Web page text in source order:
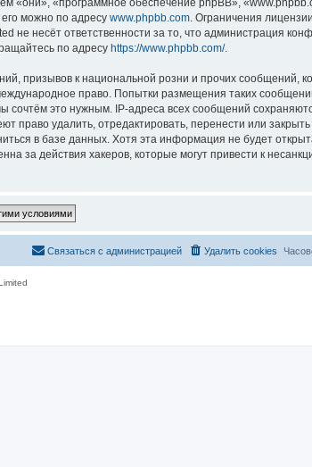
можно по адресу www.phpbb.com . Ограничения
не несёт ответственности за то, что администрация
по адресу https://www.phpbb.com/.
призывов к национальной розни и прочих сообщений,
право. Попытки размещения таких
сочтём это нужным. IP-адреса всех сообщений
право удалить, отредактировать, перенести или
в базе данных. Хотя эта информация не будет
за действия хакеров, которые могут привести к
Удалить cookies
Связаться с администрацией